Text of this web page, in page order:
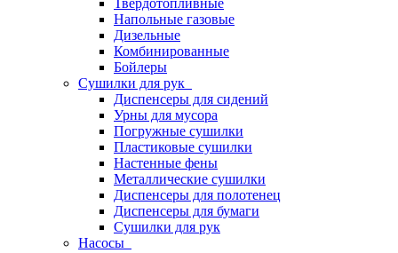
Твердотопливные
Напольные газовые
Дизельные
Комбинированные
Бойлеры
Сушилки для рук
Диспенсеры для сидений
Урны для мусора
Погружные сушилки
Пластиковые сушилки
Настенные фены
Металлические сушилки
Диспенсеры для полотенец
Диспенсеры для бумаги
Сушилки для рук
Насосы